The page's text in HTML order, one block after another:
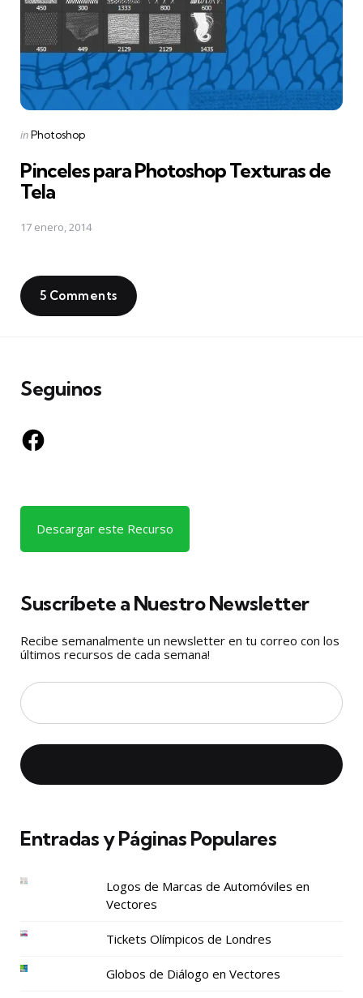
Posted
inPhotoshop
Pinceles para Photoshop Texturas de
Tela
17 enero, 2014
5 Comments
Seguinos
Facebook
Descargar este Recurso
Suscríbete a Nuestro Newsletter
Recibe semanalmente un newsletter en tu correo con los
últimos recursos de cada semana!
Entradas y Páginas Populares
Logos de Marcas de Automóviles en
Vectores
Tickets Olímpicos de Londres
Globos de Diálogo en Vectores